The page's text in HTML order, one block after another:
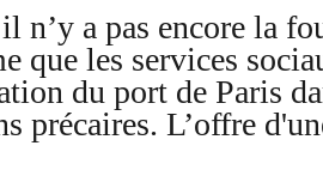
n’y a pas encore la
que les services
du port de Paris
précaires. L’offre